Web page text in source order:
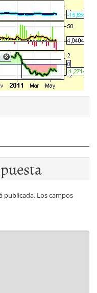
publicada. Los campos